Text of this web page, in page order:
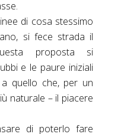
di cosa stessimo
si fece strada il
proposta si
e le paure iniziali
quello che, per un
naturale – il piacere
di poterlo fare